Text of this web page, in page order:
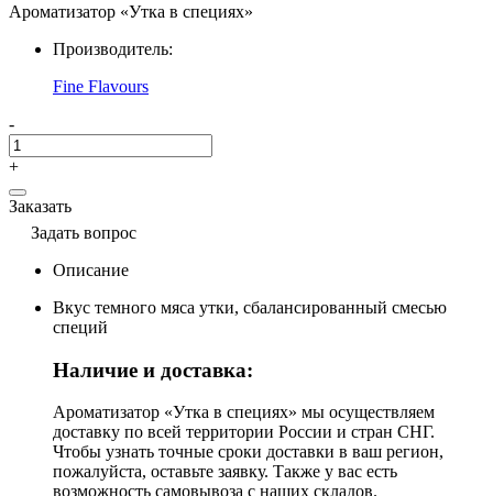
Ароматизатор «Утка в специях»
Производитель:
Fine Flavours
-
+
Заказать
Задать вопрос
Описание
Вкус темного мяса утки, сбалансированный смесью
специй
Наличие и доставка:
Ароматизатор «Утка в специях» мы осуществляем
доставку по всей территории России и стран СНГ.
Чтобы узнать точные сроки доставки в ваш регион,
пожалуйста, оставьте заявку. Также у вас есть
возможность самовывоза с наших складов.